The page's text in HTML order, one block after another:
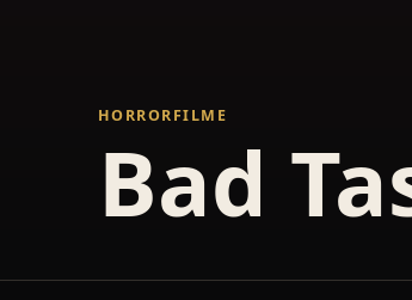
HORRORFILME
Bad